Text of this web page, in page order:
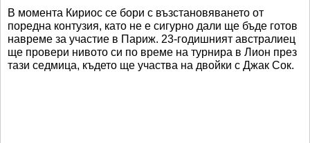
В момента Кириос се бори с възстановяването от
поредна контузия, като не е сигурно дали ще бъде готов
навреме за участие в Париж. 23-годишният австралиец
ще провери нивото си по време на турнира в Лион през
тази седмица, където ще участва на двойки с Джак Сок.